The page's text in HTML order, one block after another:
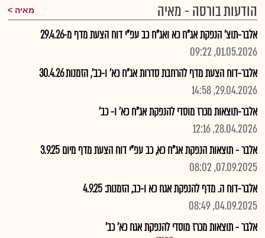
הודעות בורסה - מאיה מאיה
אלבר-תוצ' הנפקת אג"ח כא ואג"ח כב עפ"י דוח הצעת מדף מ-29.4.26
01.05.2026, 09:22
אלבר-דוח הצעת מדף להרחבת סדרות אג"ח כא' ו-כב', הזמנות 30.4.26
29.04.2026, 14:58
אלבר-תוצאות מכרז מוסדי להנפקת אג"ח כא' ו- כב'
28.04.2026, 12:16
אלבר - תוצאות הנפקת אג"ח כא, כב עפ"י דוח הצעת מדף מיום 3.9.25
07.09.2025, 08:02
אלבר-דוח ה. מדף להנפקת אגח כא ו-כב, הזמנות: 4.9.25
04.09.2025, 08:49
אלבר - תוצאות מכרז מוסדי להנפקת אגח כא' כב'